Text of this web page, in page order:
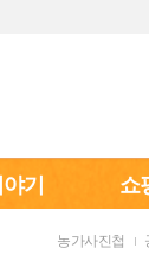
기 쇼
농가사진첩